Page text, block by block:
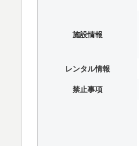
施設情報
レンタル情報
禁止事項